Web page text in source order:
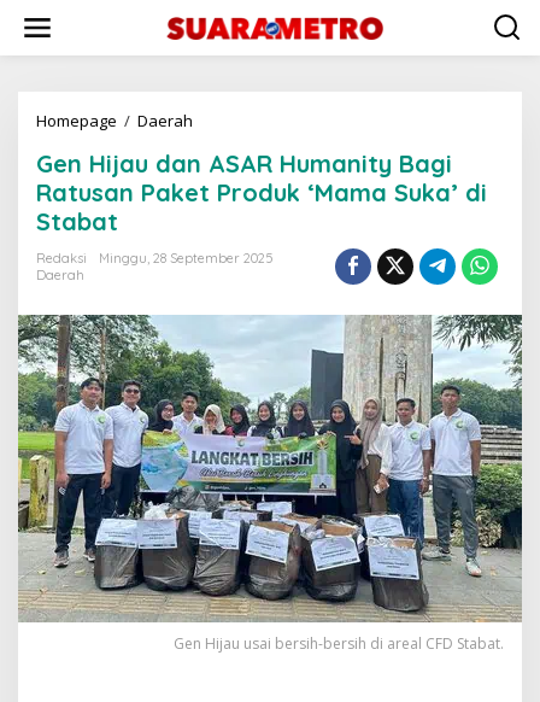
konten
Homepage / Daerah
dan
ASAR
Humanity
Ratusan
‘Mama
di
Stabat
Gen Hijau dan ASAR Humanity Bagi
Ratusan Paket Produk ‘Mama Suka’ di
Stabat
Redaksi
Minggu, 28 September 2025
Daerah
Gen Hijau usai bersih-bersih di areal CFD Stabat.